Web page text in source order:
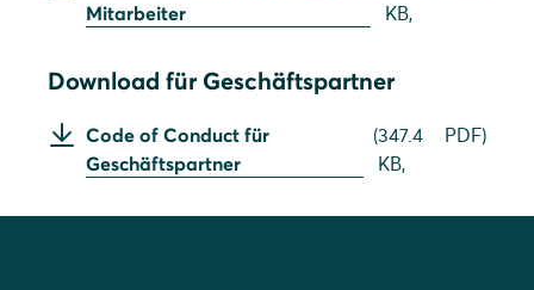
Mitarbeiter
KB,
Download für Geschäftspartner
Code of Conduct für
Geschäftspartner
(347.4
KB,
PDF)